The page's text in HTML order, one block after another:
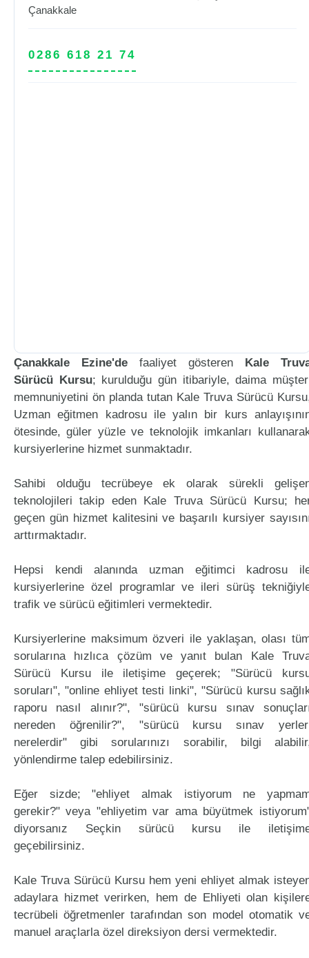
Çanakkale
0286 618 21 74
Çanakkale Ezine'de faaliyet gösteren Kale
Sürücü Kursu; kurulduğu gün itibariyle, daima
memnuniyetini ön planda tutan Kale Truva Sürücü
Uzman eğitmen kadrosu ile yalın bir kurs
ötesinde, güler yüzle ve teknolojik imkanları
kursiyerlerine hizmet sunmaktadır.
Sahibi olduğu tecrübeye ek olarak sürekli
teknolojileri takip eden Kale Truva Sürücü Kursu;
geçen gün hizmet kalitesini ve başarılı kursiyer
arttırmaktadır.
Hepsi kendi alanında uzman eğitimci kadrosu
kursiyerlerine özel programlar ve ileri sürüş
trafik ve sürücü eğitimleri vermektedir.
Kursiyerlerine maksimum özveri ile yaklaşan, olası
sorularına hızlıca çözüm ve yanıt bulan Kale
Sürücü Kursu ile iletişime geçerek; "Sürücü
soruları", "online ehliyet testi linki", "Sürücü kursu
raporu nasıl alınır?", "sürücü kursu sınav
nereden öğrenilir?", "sürücü kursu sınav
nerelerdir" gibi sorularınızı sorabilir, bilgi
yönlendirme talep edebilirsiniz.
Eğer sizde; "ehliyet almak istiyorum ne
gerekir?" veya "ehliyetim var ama büyütmek
diyorsanız Seçkin sürücü kursu ile
geçebilirsiniz.
Kale Truva Sürücü Kursu hem yeni ehliyet almak
adaylara hizmet verirken, hem de Ehliyeti olan
tecrübeli öğretmenler tarafından son model otomatik
manuel araçlarla özel direksiyon dersi vermektedir.